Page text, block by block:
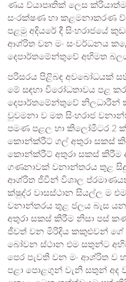
ණය ව්යාපෘතික් ලෙස
සංරක්ෂණ හා කළමනාකරණ
පළමු අදියරේ දී සිංහරාජයේ
ආශ්රිත වන මං සංවර්ධනය
දෙපාර්තමේන්තුවේ අභිමත
පරිසරය පිළිබඳ අවබෝධයක්
මේ සඳහා විරෝධතාවය පළ
දෙපාර්තමේන්තුවේ නිලධාරීන්
වුවමනා ව මත සිංහරාජ
පමණ පළල හා කිලෝමීටර 2
කොන්ක්රීට් ගල් අතුරා සකස්
කොන්ක්රීට් අතුරා සකස් කිරීම
ගණනාවක් වනාන්තරය තුළ
ආශ්රිත ජීවීන් විශාල
ක්ෂුද්ර වාසස්ථාන සියල්ල ම
වනාන්තරය තුළ ජලය බැස
අතුරා සකස් කිරීම නිසා පස්
ජීවත් වන මිරිදිය කකුළුවන් ගේ
බෝවන ස්ථාන එම සතුන්ට
පෙර පැවති වන මං ආශ්රිත
පළා පොළගුන් වැනි සතුන් අද